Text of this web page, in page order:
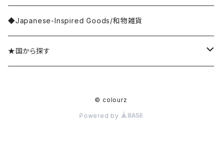
yao
Olya
Umbrella
Wallet
bracelet／ブレスレット
brooch／ブローチ
key ring
perfume bottle
dishcloth
coaster
rug／tapestry
lumpshade
tops
outer
◆Japanese-Inspired Goods/和物雑貨
★国から探す
© colourz
Powered by